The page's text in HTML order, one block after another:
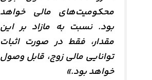
محکومیت‌های مالی خواهد
بود. نسبت به مازاد بر این
مقدار، فقط در صورت اثبات
توانایی مالی زوج، قابل وصول
خواهد بود.»